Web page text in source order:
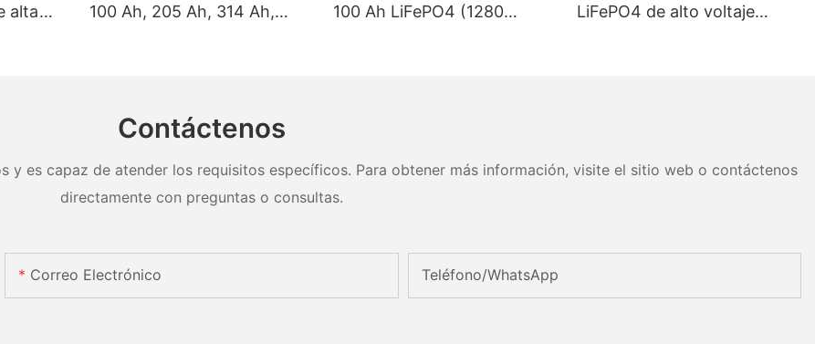
alta
100 Ah, 205 Ah, 314 Ah,
100 Ah LiFePO4 (1280
LiFePO4 de alto voltaje
Contáctenos
y es capaz de atender los requisitos específicos. Para obtener más información, visite el sitio web o contáctenos
directamente con preguntas o consultas.
Correo Electrónico Teléfono/WhatsApp